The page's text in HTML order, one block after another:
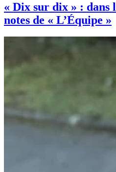
« Dix sur dix » : dans
notes de « L’Équipe »